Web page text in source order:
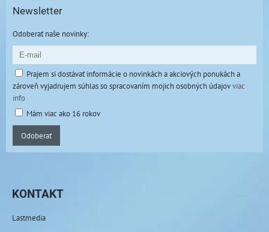
Newsletter
Odoberať naše novinky:
Prajem si dostávať informácie o novinkách a akciových ponukách a
zároveň vyjadrujem súhlas so spracovaním mojich osobných údajovviac
info
Mám viac ako 16 rokov
Odoberať
KONTAKT
Lastmedia